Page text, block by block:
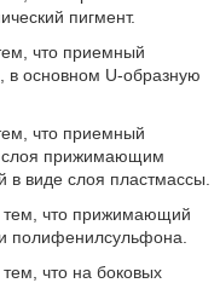
пигмент.
что приемный
в основном U-образную
что приемный
слоя прижимающим
виде слоя пластмассы.
тем, что прижимающий
полифенилсульфона.
что на боковых